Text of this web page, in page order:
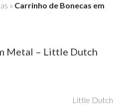
» Carrinho de Bonecas em
Metal – Little Dutch
Little Dutch